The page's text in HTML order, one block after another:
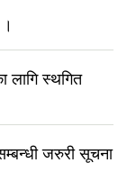
लागि स्थगित
जरुरी सूचना